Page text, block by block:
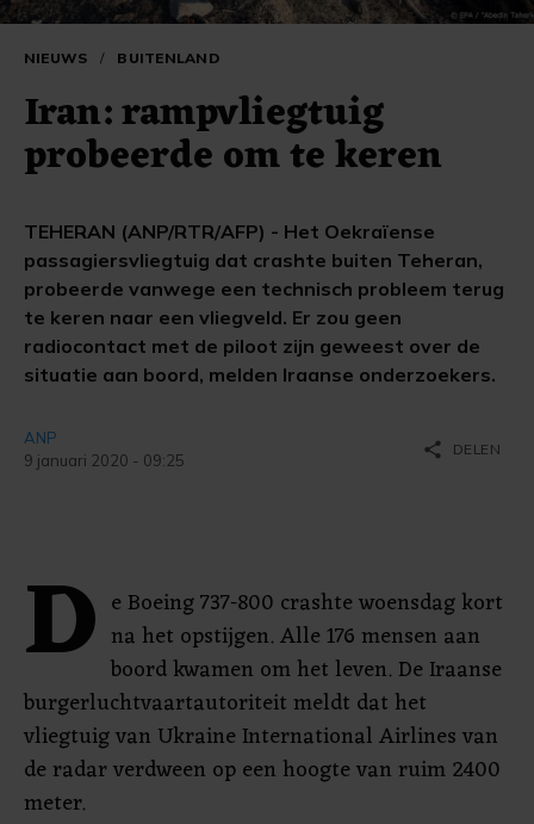
NIEUWS / BUITENLAND
Iran: rampvliegtuig
probeerde om te keren
TEHERAN (ANP/RTR/AFP) - Het Oekraïense
passagiersvliegtuig dat crashte buiten Teheran,
probeerde vanwege een technisch probleem terug
te keren naar een vliegveld. Er zou geen
radiocontact met de piloot zijn geweest over de
situatie aan boord, melden Iraanse onderzoekers.
ANP
9 januari 2020 - 09:25
share DELEN
D e Boeing 737-800 crashte woensdag kort
na het opstijgen. Alle 176 mensen aan
boord kwamen om het leven. De Iraanse
burgerluchtvaartautoriteit meldt dat het
vliegtuig van Ukraine International Airlines van
de radar verdween op een hoogte van ruim 2400
meter.